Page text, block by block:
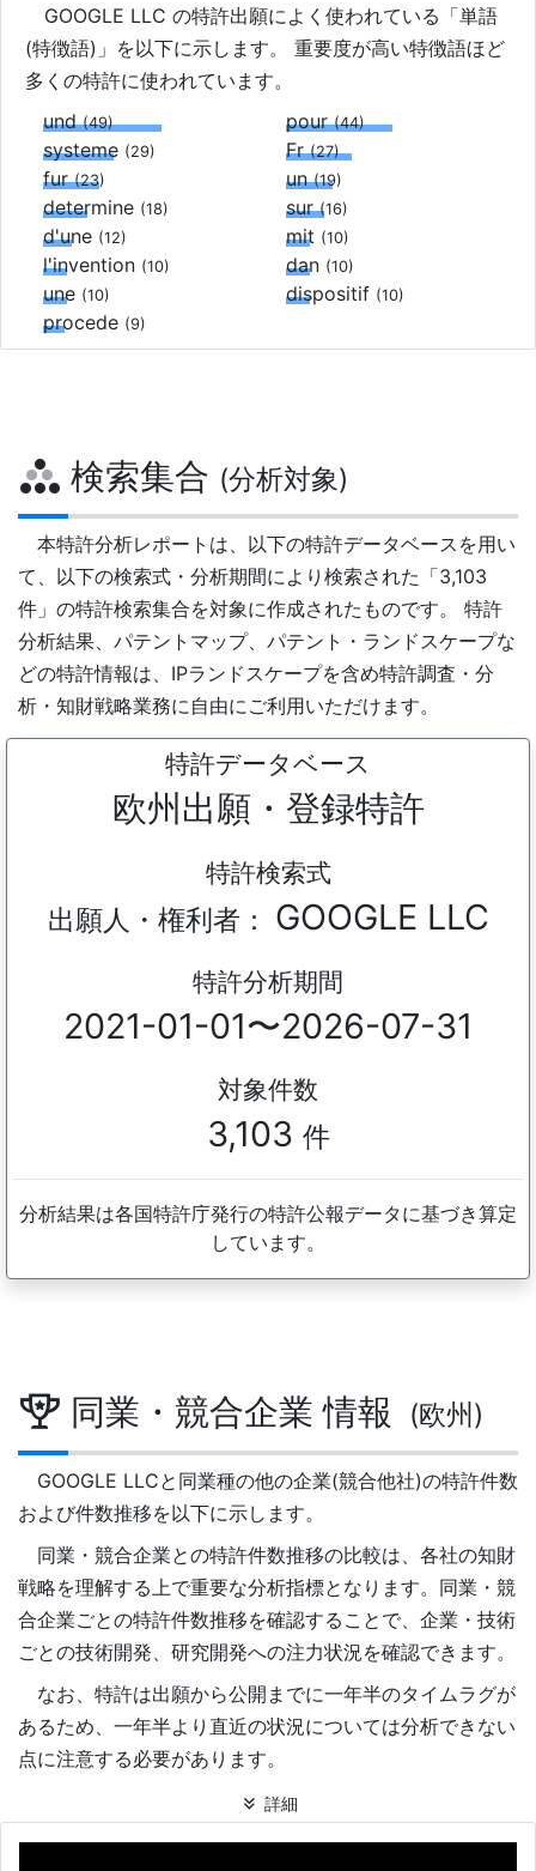
GOOGLE LLC の特許出願によく使われている「単語
(特徴語)」を以下に示します。 重要度が高い特徴語ほど
多くの特許に使われています。
und(49) pour(44)
systeme (29) Fr(27)
fur(23) un(19)
determine (18) sur(16)
d'une (12) mit (10)
l'invention (10) dan (10)
une (10) dispositif (10)
procede (9)
検索集合 (分析対象)
本特許分析レポートは、以下の特許データベースを用い
て、以下の検索式・分析期間により検索された「3,103
件」の特許検索集合を対象に作成されたものです。 特許
分析結果、パテントマップ、パテント・ランドスケープな
どの特許情報は、IPランドスケープを含め特許調査・分
析・知財戦略業務に自由にご利用いただけます。
特許データベース
欧州出願・登録特許
特許検索式
出願人・権利者： GOOGLE LLC
特許分析期間
2021-01-01〜2026-07-31
対象件数
3,103 件
分析結果は各国特許庁発行の特許公報データに基づき算定
しています。
同業・競合企業 情報 (欧州)
GOOGLE LLCと同業種の他の企業(競合他社)の特許件数
および件数推移を以下に示します。
同業・競合企業との特許件数推移の比較は、各社の知財
戦略を理解する上で重要な分析指標となります。同業・競
合企業ごとの特許件数推移を確認することで、企業・技術
ごとの技術開発、研究開発への注力状況を確認できます。
なお、特許は出願から公開までに一年半のタイムラグが
あるため、一年半より直近の状況については分析できない
点に注意する必要があります。
詳細